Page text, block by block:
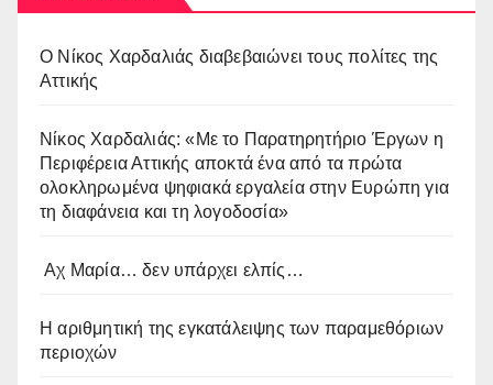
O Νίκος Χαρδαλιάς διαβεβαιώνει τους πολίτες της
Αττικής
Νίκος Χαρδαλιάς: «Με το Παρατηρητήριο Έργων η
Περιφέρεια Αττικής αποκτά ένα από τα πρώτα
ολοκληρωμένα ψηφιακά εργαλεία στην Ευρώπη για
τη διαφάνεια και τη λογοδοσία»
Αχ Μαρία… δεν υπάρχει ελπίς…
Η αριθμητική της εγκατάλειψης των παραμεθόριων
περιοχών